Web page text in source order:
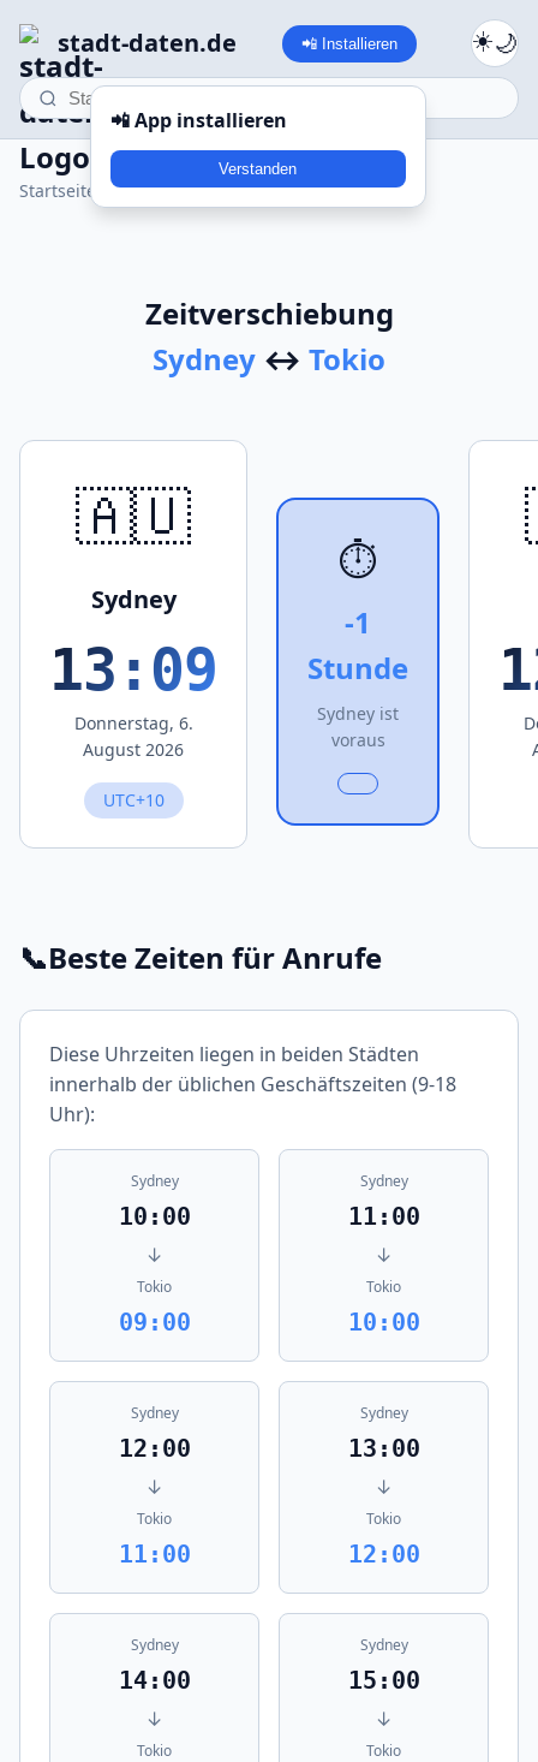
stadt-daten.de 📲 Installieren
📲 App installieren
Verstanden
☀️🌙
Startseite Zeitvergleich›Sydney - Tokyo
Zeitverschiebung
Sydney ↔ Tokio
🇦🇺
Sydney
13:09
Donnerstag, 6.
August 2026
UTC+10
⏱️
-1
Stunde
Sydney ist
voraus
📞Beste Zeiten für Anrufe
Diese Uhrzeiten liegen in beiden Städten
innerhalb der üblichen Geschäftszeiten (9-18
Uhr):
Sydney
10:00
↓
Tokio
09:00
Sydney
11:00
↓
Tokio
10:00
Sydney
12:00
↓
Tokio
11:00
Sydney
13:00
↓
Tokio
12:00
Sydney
14:00
↓
Tokio
Sydney
15:00
↓
Tokio